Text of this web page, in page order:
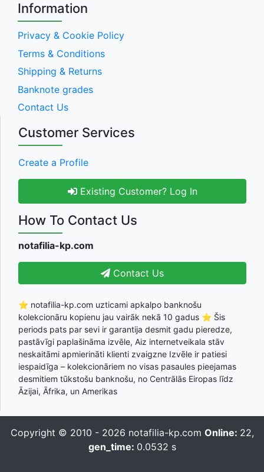
Information
Privacy & Cookie Policy
Terms & Conditions
Shipping & Returns
Banknote grades
Contact Us
Customer Services
Create a Profile
Existing Customer? Log In
How To Contact Us
notafilia-kp.com
Contact Us
⭐ notafilia-kp.com uzticami apkalpo banknošu
kolekcionāru kopienu jau vairāk nekā 10 gadus ⭐ Šis
periods pats par sevi ir garantija desmit gadu pieredze,
pastāvīgi paplašināma izvēle, Aiz internetveikala stāv
neskaitāmi apmierināti klienti zvaigzne Izvēle ir patiesi
iespaidīga – kolekcionāriem no visas pasaules pieejamas
desmitiem tūkstošu banknošu, no Centrālās Eiropas līdz
Āzijai, Āfrika, un Amerikas
Copyright © 2010 - 2026 notafilia-kp.com Online: 22,
gen_time: 0.0532 s